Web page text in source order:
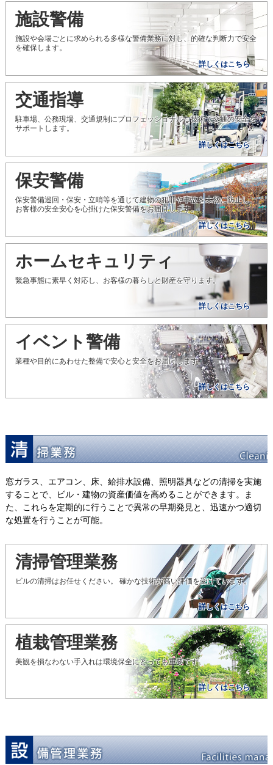
施設警備
施設や会場ごとに求められる多様な警備業務に対し、的確な判断力で安全
を確保します。
詳しくはこちら
交通指導
駐車場、公務現場、交通規制にプロフェッショナルな技術で交通の安全を
サポートします。
詳しくはこちら
保安警備
保安警備巡回・保安・立哨等を通じて建物の犯罪や事故を未然に防止し、
お客様の安全安心を心掛けた保安警備をお届けします。
詳しくはこちら
ホームセキュリティ
緊急事態に素早く対応し、お客様の暮らしと財産を守ります。
詳しくはこちら
イベント警備
業種や目的にあわせた整備で安心と安全をお届けします。
詳しくはこちら
窓ガラス、エアコン、床、給排水設備、照明器具などの清掃を実施
することで、ビル・建物の資産価値を高めることができます。ま
た、これらを定期的に行うことで異常の早期発見と、迅速かつ適切
な処置を行うことが可能。
清掃管理業務
ビルの清掃はお任せください。 確かな技術が高い評価を受けています。
詳しくはこちら
植栽管理業務
美観を損なわない手入れは環境保全にとっても重要です。
詳しくはこちら